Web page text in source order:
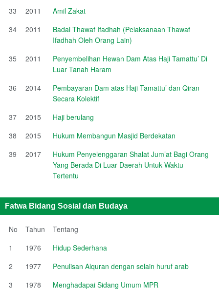
33 2011
Amil Zakat
34
2011
Badal Thawaf Ifadhah (Pelaksanaan Thawaf
Ifadhah Oleh Orang Lain)
35
2011
Penyembelihan Hewan Dam Atas Haji Tamattu’ Di
Luar Tanah Haram
36
2014
Pembayaran Dam atas Haji Tamattu’ dan Qiran
Secara Kolektif
37
2015
Haji berulang
38
2015
Hukum Membangun Masjid Berdekatan
39
2017
Hukum Penyelenggaran Shalat Jum’at Bagi Orang
Yang Berada Di Luar Daerah Untuk Waktu
Tertentu
Fatwa Bidang Sosial dan Budaya
No Tahun
Tentang
1
1976
Hidup Sederhana
2
1977
Penulisan Alquran dengan selain huruf arab
3
1978
Menghadapai Sidang Umum MPR